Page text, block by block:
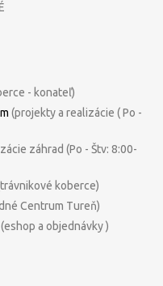
- konateľ)
(projekty a realizácie ( Po -
záhrad (Po - Štv: 8:00-
koberce)
Centrum Tureň)
(eshop a objednávky )